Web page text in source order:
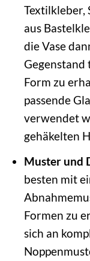
Textilkleber,
aus
die Vase
Gegenstand
Form zu
passende
verwendet
gehäkelten
Muster und
besten mit
Formen zu
sich an